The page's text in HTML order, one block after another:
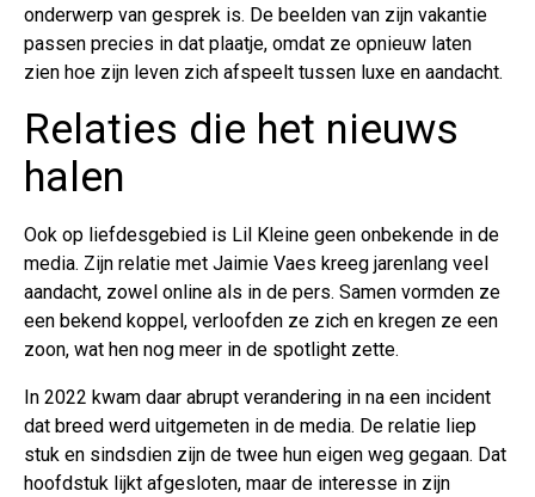
onderwerp van gesprek is. De beelden van zijn vakantie
passen precies in dat plaatje, omdat ze opnieuw laten
zien hoe zijn leven zich afspeelt tussen luxe en aandacht.
Relaties die het nieuws
halen
Ook op liefdesgebied is Lil Kleine geen onbekende in de
media. Zijn relatie met Jaimie Vaes kreeg jarenlang veel
aandacht, zowel online als in de pers. Samen vormden ze
een bekend koppel, verloofden ze zich en kregen ze een
zoon, wat hen nog meer in de spotlight zette.
In 2022 kwam daar abrupt verandering in na een incident
dat breed werd uitgemeten in de media. De relatie liep
stuk en sindsdien zijn de twee hun eigen weg gegaan. Dat
hoofdstuk lijkt afgesloten, maar de interesse in zijn